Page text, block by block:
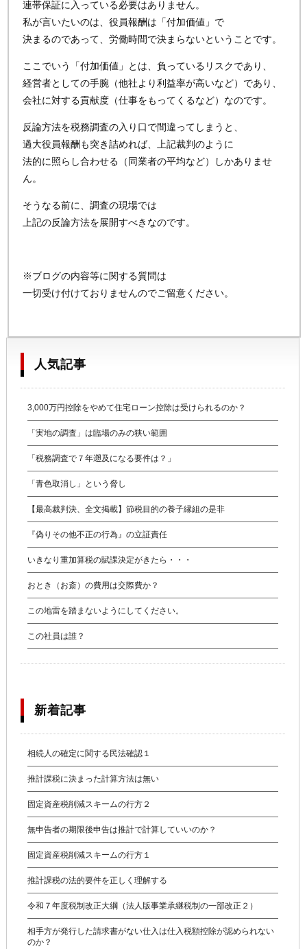
連帯保証に入っている必要はありません。
私が言いたいのは、役員報酬は「付加価値」で
決まるのであって、労働時間で決まらないということです。
ここでいう「付加価値」とは、負っているリスクであり、
経営者としての手腕（他社より利益率が高いなど）であり、
会社に対する貢献度（仕事をもってくるなど）なのです。
反論方法を税務調査の入り口で間違ってしまうと、
過大役員報酬も突き詰めれば、上記裁判のように
法的に照らし合わせる（同業者の平均など）しかありませ
ん。
そうなる前に、調査の現場では
上記の反論方法を展開すべきなのです。
※ブログの内容等に関する質問は
一切受け付けておりませんのでご留意ください。
人気記事
3,000万円控除をやめて住宅ローン控除は受けられるのか？
「実地の調査」は臨場のみの狭い範囲
「税務調査で７年遡及になる要件は？」
「青色取消し」という脅し
【最高裁判決、全文掲載】節税目的の養子縁組の是非
『偽りその他不正の行為』の立証責任
いきなり重加算税の賦課決定がきたら・・・
おとき（お斎）の費用は交際費か？
この地雷を踏まないようにしてください。
この社員は誰？
新着記事
相続人の確定に関する民法確認１
推計課税に決まった計算方法は無い
固定資産税削減スキームの行方２
無申告者の期限後申告は推計で計算していいのか？
固定資産税削減スキームの行方１
推計課税の法的要件を正しく理解する
令和７年度税制改正大綱（法人版事業承継税制の一部改正２）
相手方が発行した請求書がない仕入は仕入税額控除が認められない
のか？